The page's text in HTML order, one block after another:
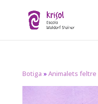
Botiga »Animalets feltre